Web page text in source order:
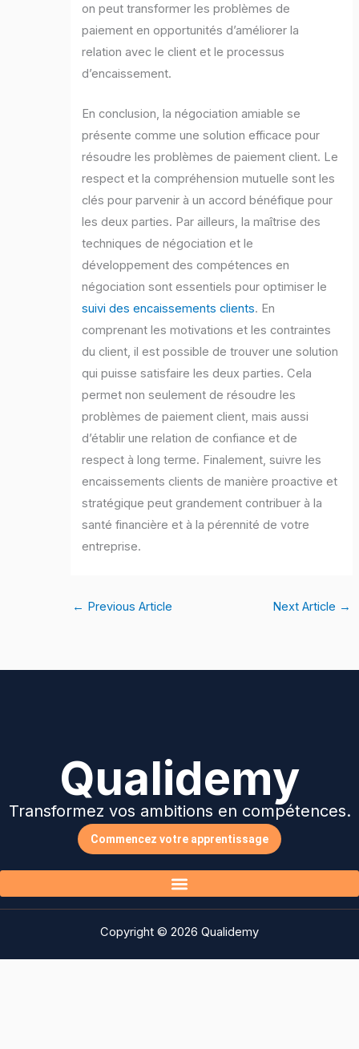
on peut transformer les problèmes de
paiement en opportunités d’améliorer la
relation avec le client et le processus
d’encaissement.
En conclusion, la négociation amiable se
présente comme une solution efficace pour
résoudre les problèmes de paiement client. Le
respect et la compréhension mutuelle sont les
clés pour parvenir à un accord bénéfique pour
les deux parties. Par ailleurs, la maîtrise des
techniques de négociation et le
développement des compétences en
négociation sont essentiels pour optimiser le
suivi des encaissements clients. En
comprenant les motivations et les contraintes
du client, il est possible de trouver une solution
qui puisse satisfaire les deux parties. Cela
permet non seulement de résoudre les
problèmes de paiement client, mais aussi
d’établir une relation de confiance et de
respect à long terme. Finalement, suivre les
encaissements clients de manière proactive et
stratégique peut grandement contribuer à la
santé financière et à la pérennité de votre
entreprise.
← Previous Article Next Article →
Qualidemy
Transformez vos ambitions en compétences.
Commencez votre apprentissage
Copyright © 2026 Qualidemy